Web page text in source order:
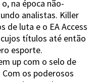
na época não-
analistas. Killer
de luta e o EA Access
títulos até então
esporte.
up com o selo de
os poderosos